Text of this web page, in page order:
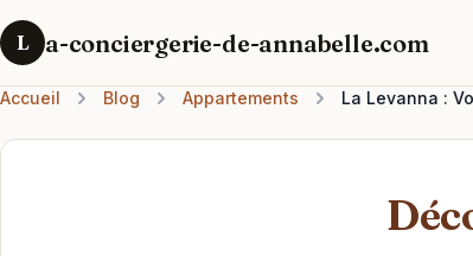
L a-conciergerie-de-annabelle.com
Accueil Blog Appartements La Levanna :